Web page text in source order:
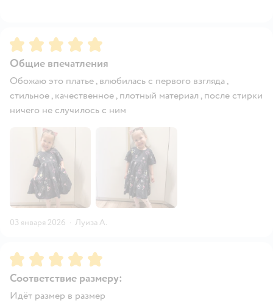
Рейтинг:5
Общие впечатления
Обожаю это платье , влюбилась с первого взгляда ,
стильное , качественное , плотный материал , после стирки
ничего не случилось с ним
03 января 2026 · Луиза А.
Рейтинг:5
Соответствие размеру:
Идёт размер в размер